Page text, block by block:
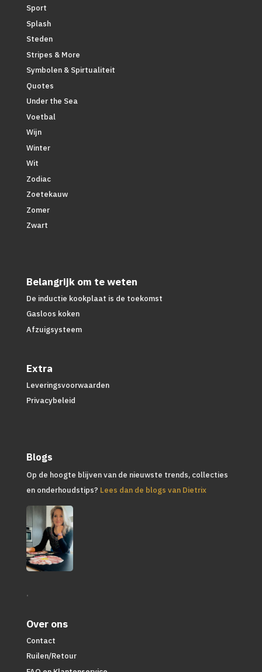
Sport
Splash
Steden
Stripes & More
Symbolen & Spirtualiteit
Quotes
Under the Sea
Voetbal
Wijn
Winter
Wit
Zodiac
Zoetekauw
Zomer
Zwart
Belangrijk om te weten
De inductie kookplaat is de toekomst
Gasloos koken
Afzuigsysteem
Extra
Leveringsvoorwaarden
Privacybeleid
Blogs
Op de hoogte blijven van de nieuwste trends, collecties
en onderhoudstips? Lees dan de blogs van Dietrix
.
Over ons
Contact
Ruilen/Retour